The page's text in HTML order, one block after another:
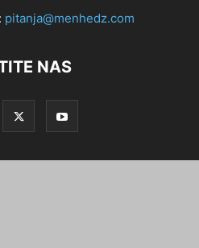
pitanja@menhedz.com
NAS